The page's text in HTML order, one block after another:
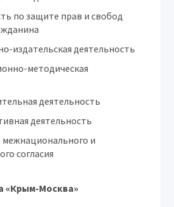
по защите прав и свобод
издательская деятельность
методическая
деятельность
деятельность
межнационального и
согласия
«Крым-Москва»